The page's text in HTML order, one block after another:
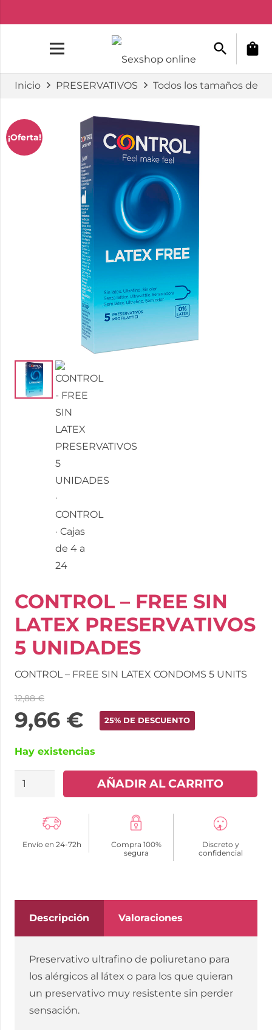
search shopping_bag
Inicio PRESERVATIVOS Todos los tamaños de
¡Oferta!
CONTROL – FREE SIN
LATEX PRESERVATIVOS
5 UNIDADES
CONTROL – FREE SIN LATEX CONDOMS 5 UNITS
12,88€
9,66 € 25% DE DESCUENTO
Hay existencias
CONTROL
LATEX
cantidad
AÑADIR AL CARRITO
Envío en 24-72h
Compra 100%
segura
Discreto y
confidencial
Descripción Valoraciones
Preservativo ultrafino de poliuretano para
los alérgicos al látex o para los que quieran
un preservativo muy resistente sin perder
sensación.